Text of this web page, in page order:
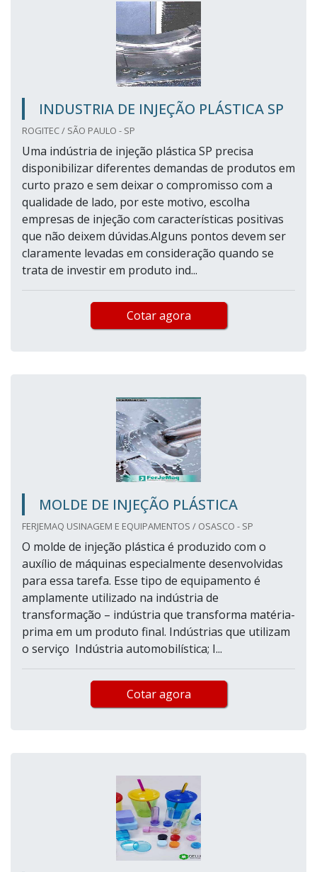
INDUSTRIA DE INJEÇÃO PLÁSTICA SP
ROGITEC / SÃO PAULO - SP
Uma indústria de injeção plástica SP precisa
disponibilizar diferentes demandas de produtos em
curto prazo e sem deixar o compromisso com a
qualidade de lado, por este motivo, escolha
empresas de injeção com características positivas
que não deixem dúvidas.Alguns pontos devem ser
claramente levadas em consideração quando se
trata de investir em produto ind...
Cotar agora
MOLDE DE INJEÇÃO PLÁSTICA
FERJEMAQ USINAGEM E EQUIPAMENTOS / OSASCO - SP
O molde de injeção plástica é produzido com o
auxílio de máquinas especialmente desenvolvidas
para essa tarefa. Esse tipo de equipamento é
amplamente utilizado na indústria de
transformação – indústria que transforma matéria-
prima em um produto final. Indústrias que utilizam
o serviço Indústria automobilística; I...
Cotar agora